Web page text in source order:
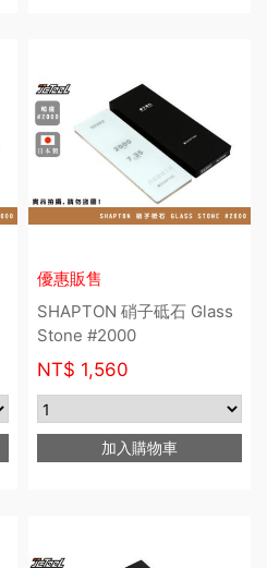
優惠販售
SHAPTON 硝子砥石 Glass
Stone #2000
NT$ 1,560
加入購物車